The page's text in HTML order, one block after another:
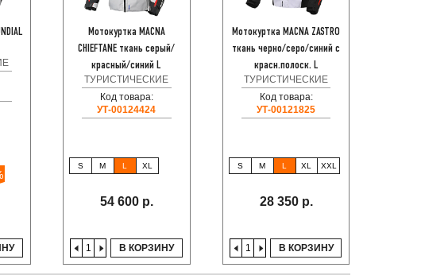
Мотокуртка MACNA
CHIEFTANE ткань серый/
красный/синий L
ТУРИСТИЧЕСКИЕ
Код товара:
УТ-00124424
S M L XL
54 600 р.
В КОРЗИНУ
Мотокуртка MACNA ZASTRO
ткань черно/серо/синий с
красн.полоск. L
ТУРИСТИЧЕСКИЕ
Код товара:
УТ-00121825
S M L XL XXL
28 350 р.
В КОРЗИНУ